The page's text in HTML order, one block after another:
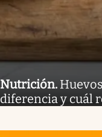
Nutrición.
diferencia y cuál